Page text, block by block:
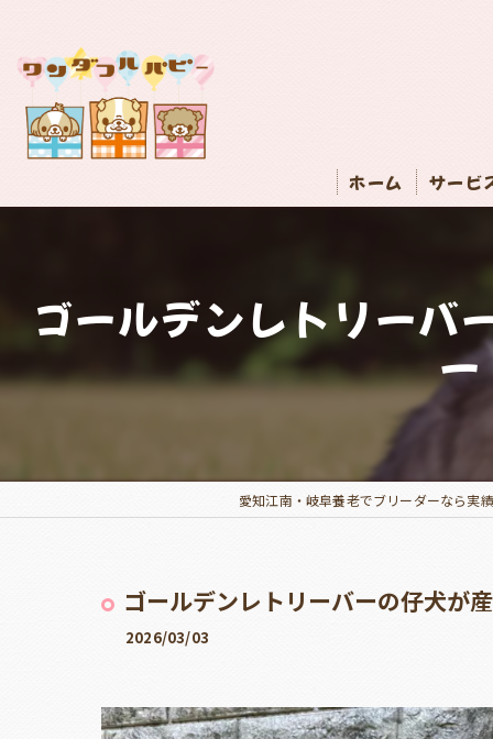
ホーム サービ
ゴールデンレトリーバ
愛知江南・岐阜養老でブリーダーなら実
ゴールデンレトリーバーの仔犬が
2026/03/03